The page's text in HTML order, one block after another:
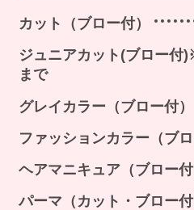
カット（ブロー付）
ジュニアカット(ブロー付
まで
グレイカラー（ブロー付）
ファッションカラー（ブロ
ヘアマニキュア（ブロー付
パーマ（カット・ブロー付